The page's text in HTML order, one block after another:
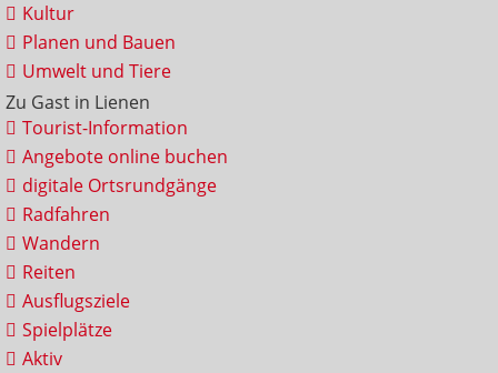
Kultur
Planen und Bauen
Umwelt und Tiere
Zu Gast in Lienen
Tourist-Information
Angebote online buchen
digitale Ortsrundgänge
Radfahren
Wandern
Reiten
Ausflugsziele
Spielplätze
Aktiv